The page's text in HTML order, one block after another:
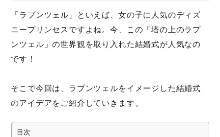
「ラプンツェル」といえば、女の子に人気のディズ
ニープリンセスですよね。今、この「塔の上のラプ
ンツェル」の世界観を取り入れた結婚式が人気なの
です！
そこで今回は、ラプンツェルをイメージした結婚式
のアイデアをご紹介していきます。
目次